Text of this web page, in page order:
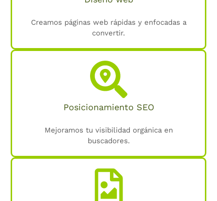
Creamos páginas web rápidas y enfocadas a
convertir.
Posicionamiento SEO
Mejoramos tu visibilidad orgánica en
buscadores.